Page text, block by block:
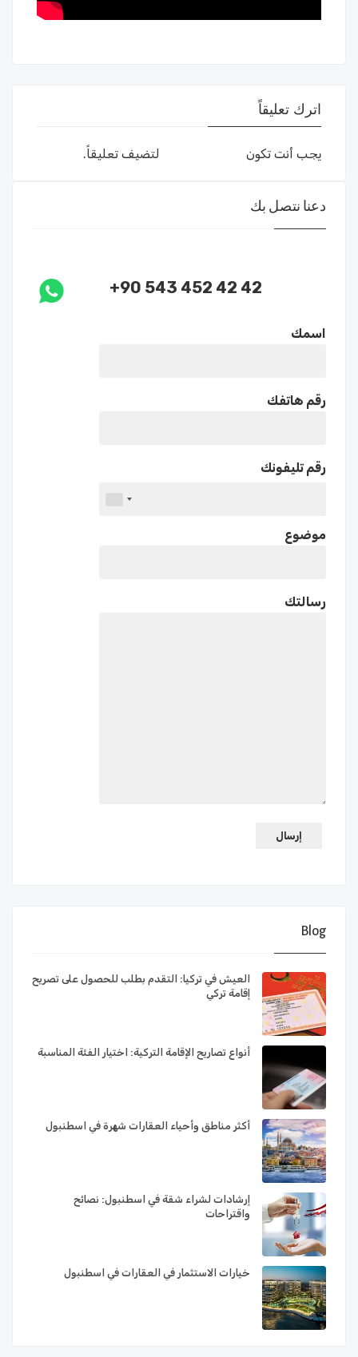
اترك تعليقاً
يجب أنت تكون لتضيف تعليقاً.
دعنا نتصل بك
+90 543 452 42 42
اسمك
رقم هاتفك
رقم تليفونك
موضوع
رسالتك
Blog
العيش في تركيا: التقدم بطلب للحصول على تصريح
إقامة تركي
أنواع تصاريح الإقامة التركية: اختيار الفئة المناسبة
أكثر مناطق وأحياء العقارات شهرة في اسطنبول
إرشادات لشراء شقة في اسطنبول: نصائح
واقتراحات
خيارات الاستثمار في العقارات في اسطنبول